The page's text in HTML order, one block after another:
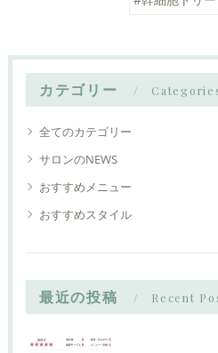
カテゴリー
全てのカテゴリー
サロンのNEWS
おすすめメニュー
おすすめスタイル
最近の投稿 Recent